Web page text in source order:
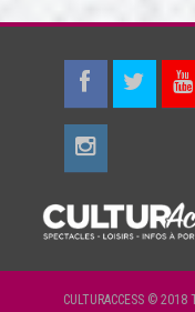
CULTURACCESS © 2018